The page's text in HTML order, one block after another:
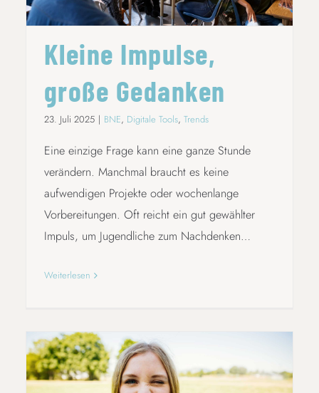
Kleine Impulse,
große Gedanken
23. Juli 2025 | BNE, Digitale Tools, Trends
Eine einzige Frage kann eine ganze Stunde
verändern. Manchmal braucht es keine
aufwendigen Projekte oder wochenlange
Vorbereitungen. Oft reicht ein gut gewählter
Impuls, um Jugendliche zum Nachdenken…
Weiterlesen